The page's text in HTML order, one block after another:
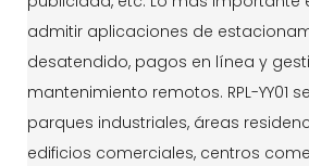
admitir aplicaciones de
desatendido, pagos en línea y
mantenimiento remotos. RPL-YY01
parques industriales, áreas
edificios comerciales, centros